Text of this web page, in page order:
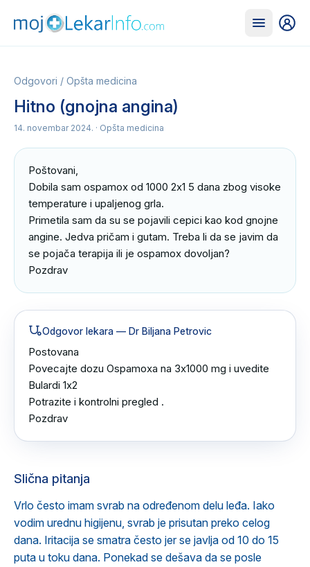
Odgovori / Opšta medicina
Hitno (gnojna angina)
14. novembar 2024. · Opšta medicina
Poštovani,
Dobila sam ospamox od 1000 2x1 5 dana zbog visoke
temperature i upaljenog grla.
Primetila sam da su se pojavili cepici kao kod gnojne
angine. Jedva pričam i gutam. Treba li da se javim da
se pojača terapija ili je ospamox dovoljan?
Pozdrav
Odgovor lekara — Dr Biljana Petrovic
Postovana
Povecajte dozu Ospamoxa na 3x1000 mg i uvedite
Bulardi 1x2
Potrazite i kontrolni pregled .
Pozdrav
Slična pitanja
Vrlo često imam svrab na određenom delu leđa. Iako
vodim urednu higijenu, svrab je prisutan preko celog
dana. Iritacija se smatra često jer se javlja od 10 do 15
puta u toku dana. Ponekad se dešava da se posle